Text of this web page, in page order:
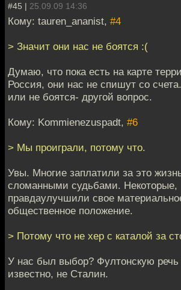
#45 | 25.09.09 14:36
Кому: tauren_ananist, #4
> Значит они нас не боятся :(
Думаю, что пока есть на карте
Россия, они нас не спишут со
или не боятся- другой вопрос.
Кому: Kommienezuspadt, #6
> Мы проиграли, потому что.
Увы. Многие заплатили за это
сломанными судьбами. Некоторые,
правдаулучшили свое
общественное положение.
> Потому что не хер с каталой за
У нас был выбор? Фултонскую речь
известно, не Сталин.